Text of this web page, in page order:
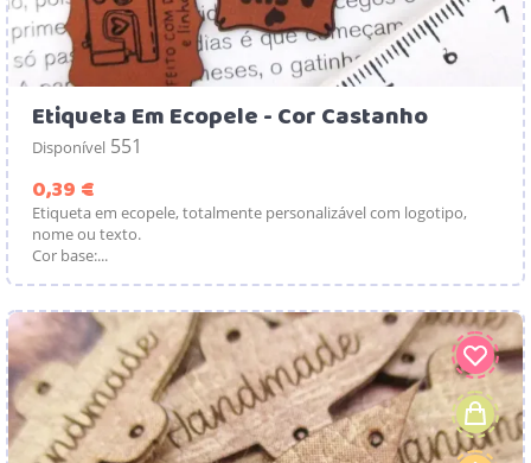
Etiqueta Em Ecopele - Cor Castanho
Disponível 551
0,39 €
Etiqueta em ecopele, totalmente personalizável com logotipo,
nome ou texto.
Cor base:...